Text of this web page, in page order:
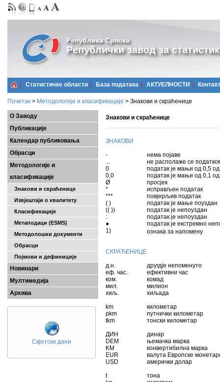
Република Српска
Републички завод за
Статистичке области Базa података АКТУЕЛНОСТИ Контакт
Почетак > Методологије и класификације > Знакови и скраћенице
О Заводу
Публикације
Календар публиковања
Обрасци
Методологије и
класификације
Знакови и скраћенице
Извјештаји о квалитету
Класификације
Метаподаци (ESMS)
Методолошки документи
Обрасци
Појмови и дефиниције
Новинари
Мултимедија
Архива
Свјетски дани
Знакови и скраћенице
ЗНАКОВИ
-
нема појаве
...
не располаже се
0
податак је мањи од 0,5
0,0
податак је мањи од 0,1
Ø
просјек
*
исправљен податак
***
повјерљив податак
( )
податак је мање поуздан
(( ))
податак је непоуздан
:
податак је непоуздан
●
податак је екстремно
1)
ознака за напомену
СКРАЋЕНИЦЕ
д.н.
другдје непоменуто
еф. час.
ефективни час
ком.
комад
мил.
милион
хиљ.
хиљада
km
километар
pkm
путнички километар
tkm
тонски километар
ДИН
динар
DEM
њемачка марка
KM
конвертибилна марка
EUR
валута Европске
USD
амерички долар
t
тона